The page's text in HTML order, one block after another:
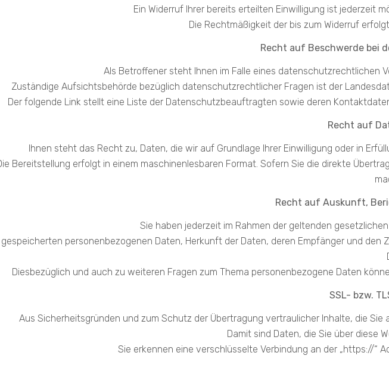
Ein Widerruf Ihrer bereits erteilten Einwilligung ist jederzeit
Die Rechtmäßigkeit der bis zum Widerruf
Recht auf Beschwerde bei
Als Betroffener steht Ihnen im Falle eines datenschutzrechtlichen
Zuständige Aufsichtsbehörde bezüglich datenschutzrechtlicher Fragen ist der
Der folgende Link stellt eine Liste der Datenschutzbeauftragten sowie deren
Recht auf
Ihnen steht das Recht zu, Daten, die wir auf Grundlage Ihrer Einwilligung oder in
Bereitstellung erfolgt in einem maschinenlesbaren Format. Sofern Sie die direkte
Recht auf Auskunft,
Sie haben jederzeit im Rahmen der geltenden
gespeicherten personenbezogenen Daten, Herkunft der Daten, deren Empfänger und
Diesbezüglich und auch zu weiteren Fragen zum Thema personenbezogene Daten
SSL- bzw.
Aus Sicherheitsgründen und zum Schutz der Übertragung vertraulicher Inhalte, die
Damit sind Daten, die Sie über diese
Sie erkennen eine verschlüsselte Verbindung an der „https://“